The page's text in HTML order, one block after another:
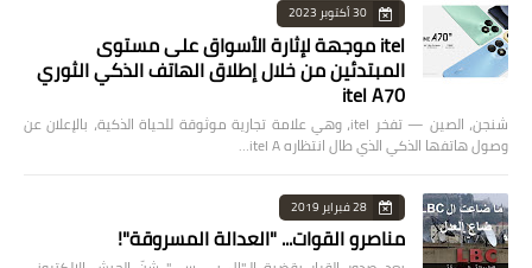
30 أكتوبر 2023
itel موجهة لإثارة الأسواق على مستوى
المبتدئين من خلال إطلاق الهاتف الذكي الثوري
itel A70
شنجن، الصين — تفخر itel، وهي علامة تجارية موثوقة للحياة الذكية، بالإعلان عن
وصول هاتفها الذكي الذي طال انتظاره itel A…
28 فبراير 2019
مناصرو القوات... "العدالة المسروقة"!